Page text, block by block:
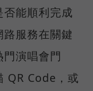
否能順利完成
服務在關鍵
演唱會門
QR Code，或